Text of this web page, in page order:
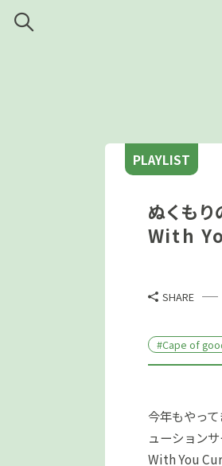
PLAYLIST
ぬくも
With
SHARE
#Cape of
今年もやっ
ューション
With You